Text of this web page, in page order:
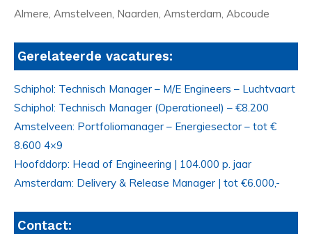
Almere, Amstelveen, Naarden, Amsterdam, Abcoude
Gerelateerde vacatures:
Schiphol: Technisch Manager – M/E Engineers – Luchtvaart
Schiphol: Technisch Manager (Operationeel) – €8.200
Amstelveen: Portfoliomanager – Energiesector – tot €
8.600 4×9
Hoofddorp: Head of Engineering | 104.000 p. jaar
Amsterdam: Delivery & Release Manager | tot €6.000,-
Contact: